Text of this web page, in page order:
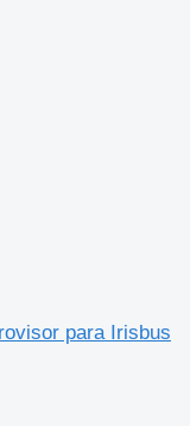
para Irisbus